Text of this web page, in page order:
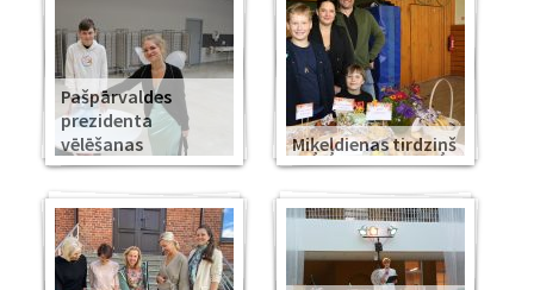
Pašpārvaldes
prezidenta
vēlēšanas
Miķeļdienas tirdziņš